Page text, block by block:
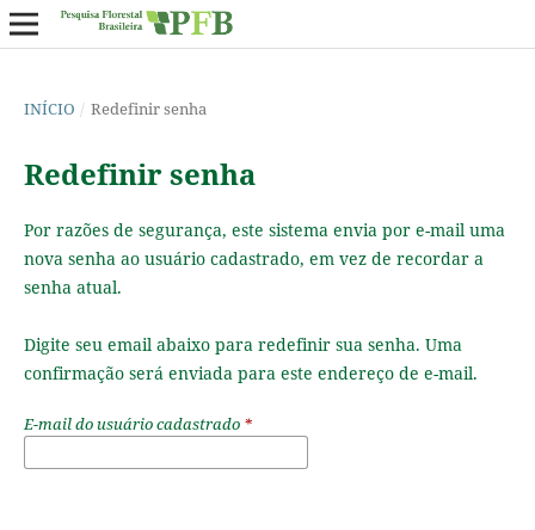
INÍCIO / Redefinir senha
Redefinir senha
Por razões de segurança, este sistema envia por e-mail uma
nova senha ao usuário cadastrado, em vez de recordar a
senha atual.
Digite seu email abaixo para redefinir sua senha. Uma
confirmação será enviada para este endereço de e-mail.
E-mail do usuário cadastrado *